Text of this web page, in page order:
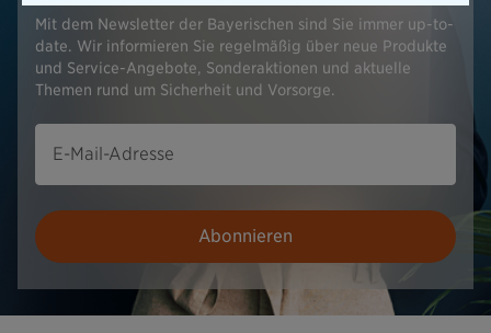
Mit dem Newsletter der Bayerischen sind Sie immer up-to-
date. Wir informieren Sie regelmäßig über neue Produkte
und Service-Angebote, Sonderaktionen und aktuelle
Themen rund um Sicherheit und Vorsorge.
E-Mail-Adresse
Abonnieren